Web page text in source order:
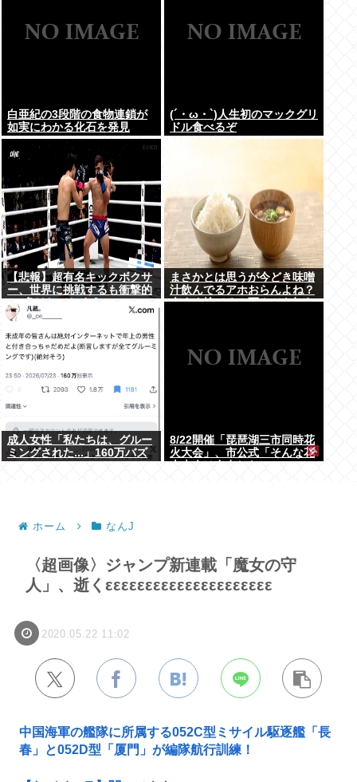
白亜紀の3段階の食物連鎖が
如実にわかる化石を発見
(´・ω・`)人生初のマックグリ
ドル食べるぞ
【悲報】超有名キックボクサ
ー、世界に挑戦するも衝撃的
KO負けしてしまう…
まさかとは思うが今どき味噌
汁飲んでるアホおらんよね？
今すぐ捨てろ！死んでも知ら
成人女性「私たちは、グルー
ミングされた...」160万バズ
8/22開催「琵琶湖三市同時花
火大会」、市公式「そんな花
ホーム なんJ
〈超画像〉ジャンプ新連載「魔女の守
人」、逝くεεεεεεεεεεεεεεεεεεεεε
2020.05.22 11:02
中国海軍の艦隊に所属する052C型ミサイル駆逐艦「長
春」と052D型「厦門」が編隊航行訓練！